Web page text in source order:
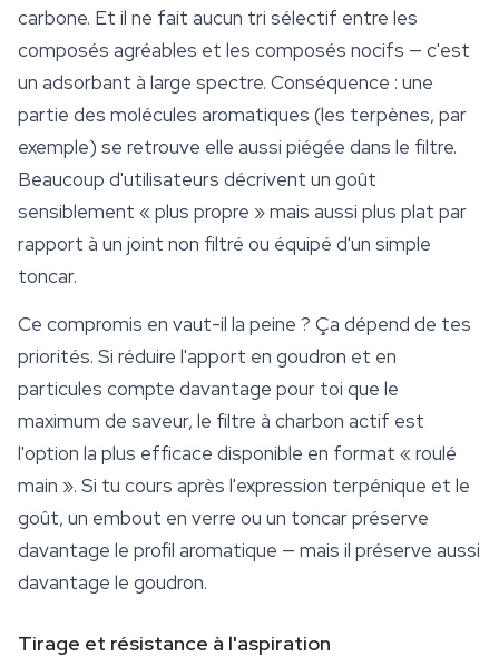
carbone. Et il ne fait aucun tri sélectif entre les
composés agréables et les composés nocifs — c'est
un adsorbant à large spectre. Conséquence : une
partie des molécules aromatiques (les terpènes, par
exemple) se retrouve elle aussi piégée dans le filtre.
Beaucoup d'utilisateurs décrivent un goût
sensiblement « plus propre » mais aussi plus plat par
rapport à un joint non filtré ou équipé d'un simple
toncar.
Ce compromis en vaut-il la peine ? Ça dépend de tes
priorités. Si réduire l'apport en goudron et en
particules compte davantage pour toi que le
maximum de saveur, le filtre à charbon actif est
l'option la plus efficace disponible en format « roulé
main ». Si tu cours après l'expression terpénique et le
goût, un embout en verre ou un toncar préserve
davantage le profil aromatique — mais il préserve aussi
davantage le goudron.
Tirage et résistance à l'aspiration